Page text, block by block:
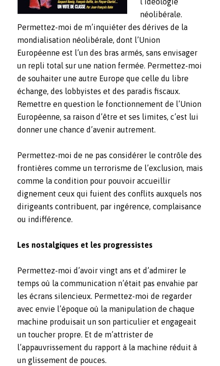
néolibérale.
Permettez-moi de m’inquiéter des dérives de la
mondialisation néolibérale, dont l’Union
Européenne est l’un des bras armés, sans envisager
un repli total sur une nation fermée. Permettez-moi
de souhaiter une autre Europe que celle du libre
échange, des lobbyistes et des paradis fiscaux.
Remettre en question le fonctionnement de l’Union
Européenne, sa raison d’être et ses limites, c’est lui
donner une chance d’avenir autrement.
Permettez-moi de ne pas considérer le contrôle des
frontières comme un terrorisme de l’exclusion, mais
comme la condition pour pouvoir accueillir
dignement ceux qui fuient des conflits auxquels nos
dirigeants contribuent, par ingérence, complaisance
ou indifférence.
Les nostalgiques et les progressistes
Permettez-moi d’avoir vingt ans et d’admirer le
temps où la communication n’était pas envahie par
les écrans silencieux. Permettez-moi de regarder
avec envie l’époque où la manipulation de chaque
machine produisait un son particulier et engageait
un toucher propre. Et de m’attrister de
l’appauvrissement du rapport à la machine réduit à
un glissement de pouces.